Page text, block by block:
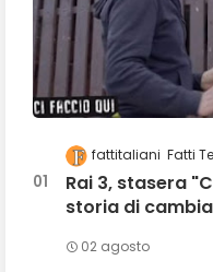
fattitaliani Fatti
Rai 3, stasera
storia di
02 agosto